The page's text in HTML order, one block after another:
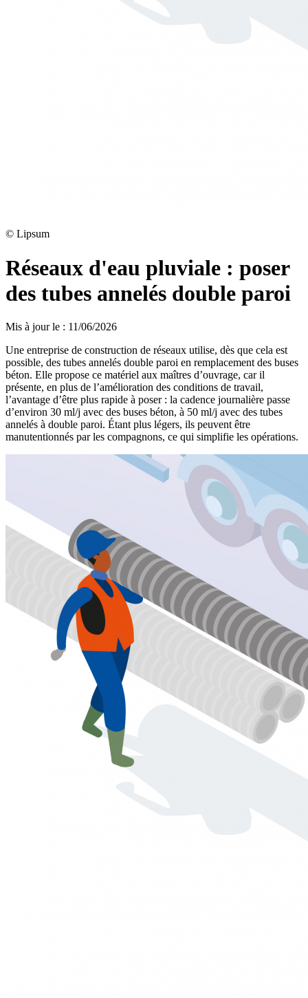
© Lipsum
Réseaux d'eau pluviale : poser
des tubes annelés double paroi
Mis à jour le : 11/06/2026
Une entreprise de construction de réseaux utilise, dès que cela est
possible, des tubes annelés double paroi en remplacement des buses
béton. Elle propose ce matériel aux maîtres d’ouvrage, car il
présente, en plus de l’amélioration des conditions de travail,
l’avantage d’être plus rapide à poser : la cadence journalière passe
d’environ 30 ml/j avec des buses béton, à 50 ml/j avec des tubes
annelés à double paroi. Étant plus légers, ils peuvent être
manutentionnés par les compagnons, ce qui simplifie les opérations.